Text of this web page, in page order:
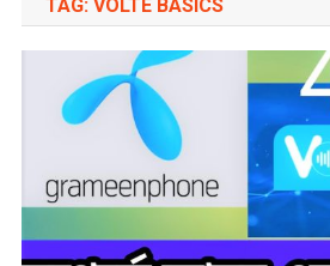
TAG: VOLTE BASICS